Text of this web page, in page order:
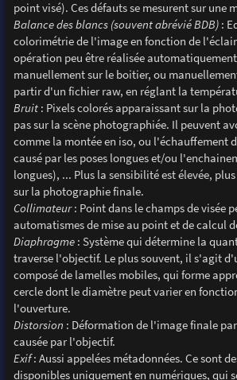
point visé). Ces défauts se mesurent sur une
Balance des blancs (souvent abrévié BDB):
colorimétrie de l'image en fonction de
opération peu être réalisée
manuellement sur le boitier, ou
partir d'un fichier raw, en réglant la
Bruit: Pixels colorés apparaissant sur la
pas sur la scène photographiée. Il peuvent
comme la montée en iso, ou l'échauffement
causé par les poses longues et/ou
longues), ... Plus la sensibilité est élevée,
sur la photographie finale.
Collimateur: Point dans le champs de visée
automatismes de mise au point et de calcul
Diaphragme: Système qui détermine la
traverse l'objectif. Le plus souvent, il s'agit
composé de lamelles mobiles, qui forme
cercle dont le diamètre peut varier en
l'ouverture.
Distorsion : Déformation de l'image finale
causée par l'objectif.
Exif: Aussi appelées métadonnées. Ce sont
disponibles uniquement en numériques, qui